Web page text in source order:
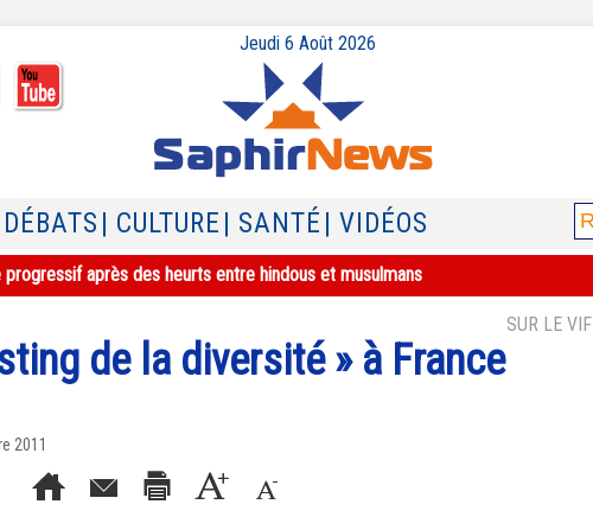
Jeudi 6 Août 2026
| DÉBATS | CULTURE | SANTÉ | VIDÉOS
progressif après des heurts entre hindous et musulmans
SUR LE VIF
de la diversité » à France
2011